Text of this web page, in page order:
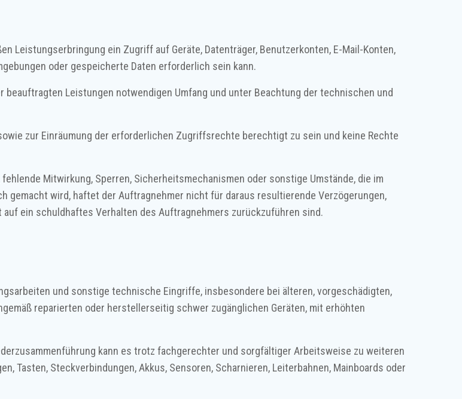
Leistungserbringung ein Zugriff auf Geräte, Datenträger, Benutzerkonten, E-Mail-Konten,
oder gespeicherte Daten erforderlich sein kann.
Leistungen notwendigen Umfang und unter Beachtung der technischen und
zur Einräumung der erforderlichen Zugriffsrechte berechtigt zu sein und keine Rechte
Mitwirkung, Sperren, Sicherheitsmechanismen oder sonstige Umstände, die im
gemacht wird, haftet der Auftragnehmer nicht für daraus resultierende Verzögerungen,
ein schuldhaftes Verhalten des Auftragnehmers zurückzuführen sind.
und sonstige technische Eingriffe, insbesondere bei älteren, vorgeschädigten,
reparierten oder herstellerseitig schwer zugänglichen Geräten, mit erhöhten
kann es trotz fachgerechter und sorgfältiger Arbeitsweise zu weiteren
Tasten, Steckverbindungen, Akkus, Sensoren, Scharnieren, Leiterbahnen, Mainboards oder